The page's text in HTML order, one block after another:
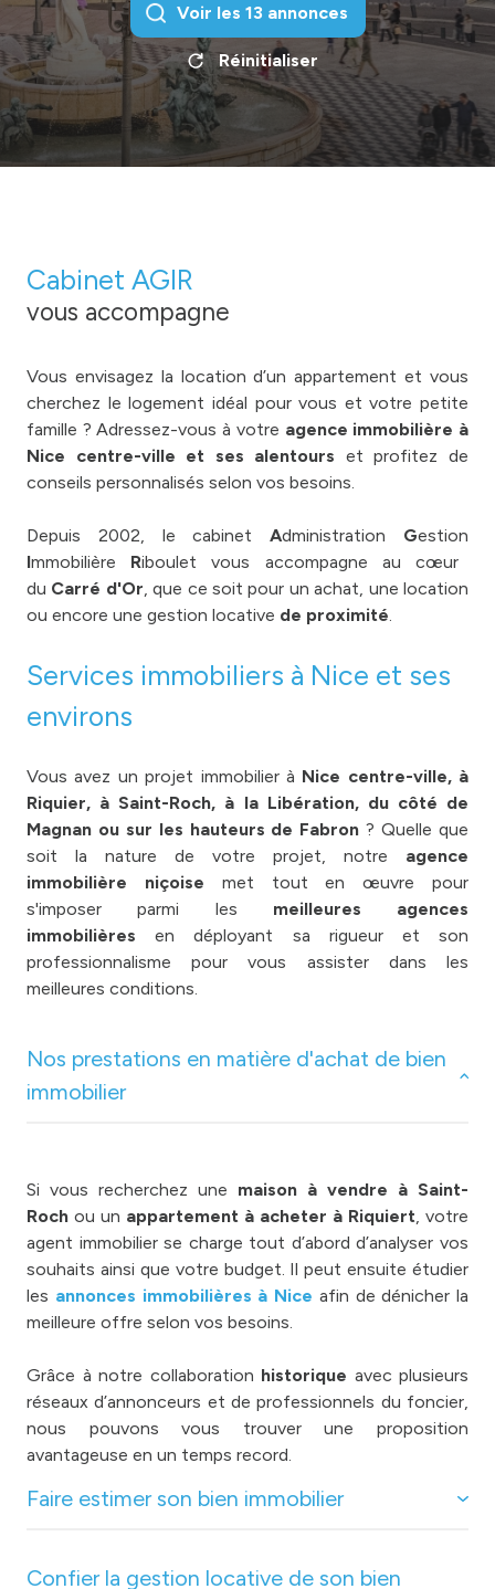
Voir les 13 annonces
Réinitialiser
Cabinet AGIR
vous accompagne
Vous envisagez la location d’un appartement et vous
cherchez le logement idéal pour vous et votre petite
famille ? Adressez-vous à votre agence immobilière à
Nice centre-ville et ses alentours et profitez de
conseils personnalisés selon vos besoins.
Depuis 2002, le cabinetAdministration Gestion
Immobilière Riboulet vous accompagne au cœur
du Carré d'Or, que ce soit pour un achat, une location
ou encore une gestion locative de proximité.
Services immobiliers à Nice et ses
environs
Vous avez un projet immobilier à Nice centre-ville, à
Riquier, à Saint-Roch, à la Libération, du côté de
Magnan ou sur les hauteurs de Fabron ? Quelle que
soit la nature de votre projet, notre agence
immobilière niçoise met tout en œuvre pour
s'imposer parmi les meilleures agences
immobilières en déployant sa rigueur et son
professionnalisme pour vous assister dans les
meilleures conditions.
Nos prestations en matière d'achat de bien
immobilier
Si vous recherchez une maison à vendre à Saint-
Roch ou un appartement à acheter à Riquiert, votre
agent immobilier se charge tout d’abord d’analyser vos
souhaits ainsi que votre budget. Il peut ensuite étudier
les annonces immobilières à Nice afin de dénicher la
meilleure offre selon vos besoins.
Grâce à notre collaboration historique avec plusieurs
réseaux d’annonceurs et de professionnels du foncier,
nous pouvons vous trouver une proposition
avantageuse en un temps record.
Faire estimer son bien immobilier
Confier la gestion locative de son bien